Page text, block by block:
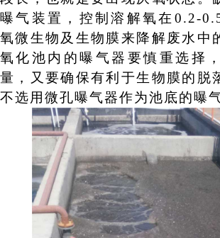
曝气装置，控制溶解氧在 0.2-0.
氧微生物及生物膜来降解废水中
氧化池内的曝气器要慎重选择
量，又要确保有利于生物膜的脱
不选用微孔曝气器作为池底的曝气